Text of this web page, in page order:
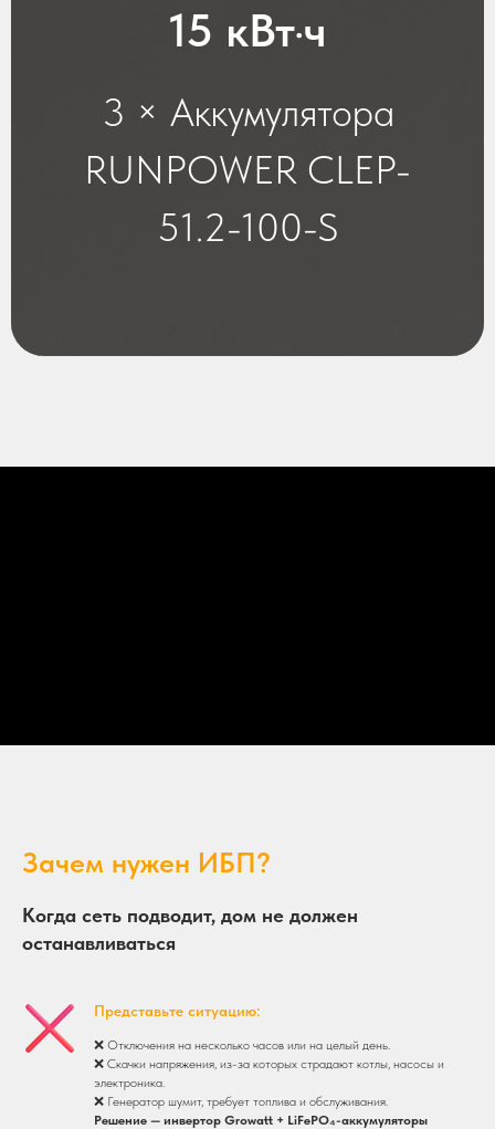
15 кВт·ч
3 × Аккумулятора
RUNPOWER CLEP-
51.2-100-S
Зачем нужен ИБП?
Когда сеть подводит, дом не должен
останавливаться
Представьте ситуацию:
❌ Отключения на несколько часов или на целый день.
❌ Скачки напряжения, из-за которых страдают котлы, насосы и
электроника.
❌ Генератор шумит, требует топлива и обслуживания.
Решение — инвертор Growatt + LiFePO₄-аккумуляторы